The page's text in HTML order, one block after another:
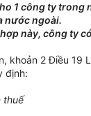
1 công ty trong
nước ngoài.
này, công ty
khoản 2 Điều 19
định:
thuế